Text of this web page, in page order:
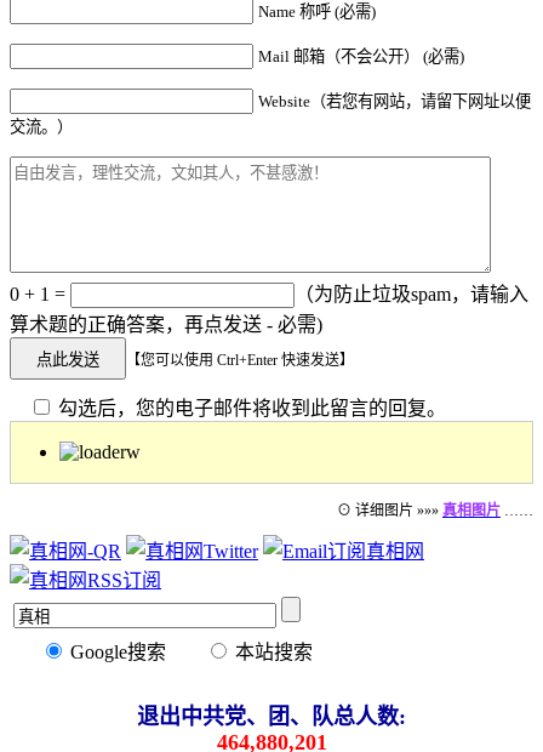
Name 称呼 (必需)
Mail 邮箱（不会公开） (必需)
Website（若您有网站，请留下网址以便
交流。）
0 + 1 =
（为防止垃圾spam，请输入
算术题的正确答案，再点发送 - 必需)
【您可以使用 Ctrl+Enter 快速发送】
勾选后，您的电子邮件将收到此留言的回复。
⊙ 详细图片 »»» 真相图片 ……
Google搜索 本站搜索
退出中共党、团、队总人数:
464,880,201